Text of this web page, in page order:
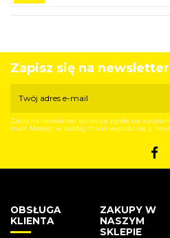
Zapisz się na newsletter
Zapis na newsletter oznacza zgodę na
mail. Możesz w każdej chwili wypisać się z
OBSŁUGA
KLIENTA
ZAKUPY W
NASZYM
SKLEPIE